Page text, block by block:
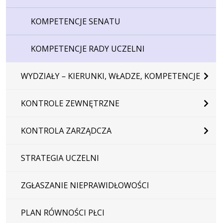
KOMPETENCJE SENATU
KOMPETENCJE RADY UCZELNI
WYDZIAŁY – KIERUNKI, WŁADZE, KOMPETENCJE
KONTROLE ZEWNĘTRZNE
KONTROLA ZARZĄDCZA
STRATEGIA UCZELNI
ZGŁASZANIE NIEPRAWIDŁOWOŚCI
PLAN RÓWNOŚCI PŁCI